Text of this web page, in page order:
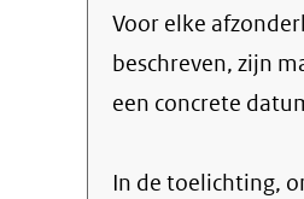
Voor elke
beschreven, zijn
een concrete
In de toelichting,